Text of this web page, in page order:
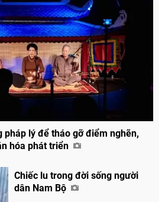
pháp lý để tháo gỡ điểm nghẽn,
hóa phát triển
Chiếc lu trong đời sống người
dân Nam Bộ